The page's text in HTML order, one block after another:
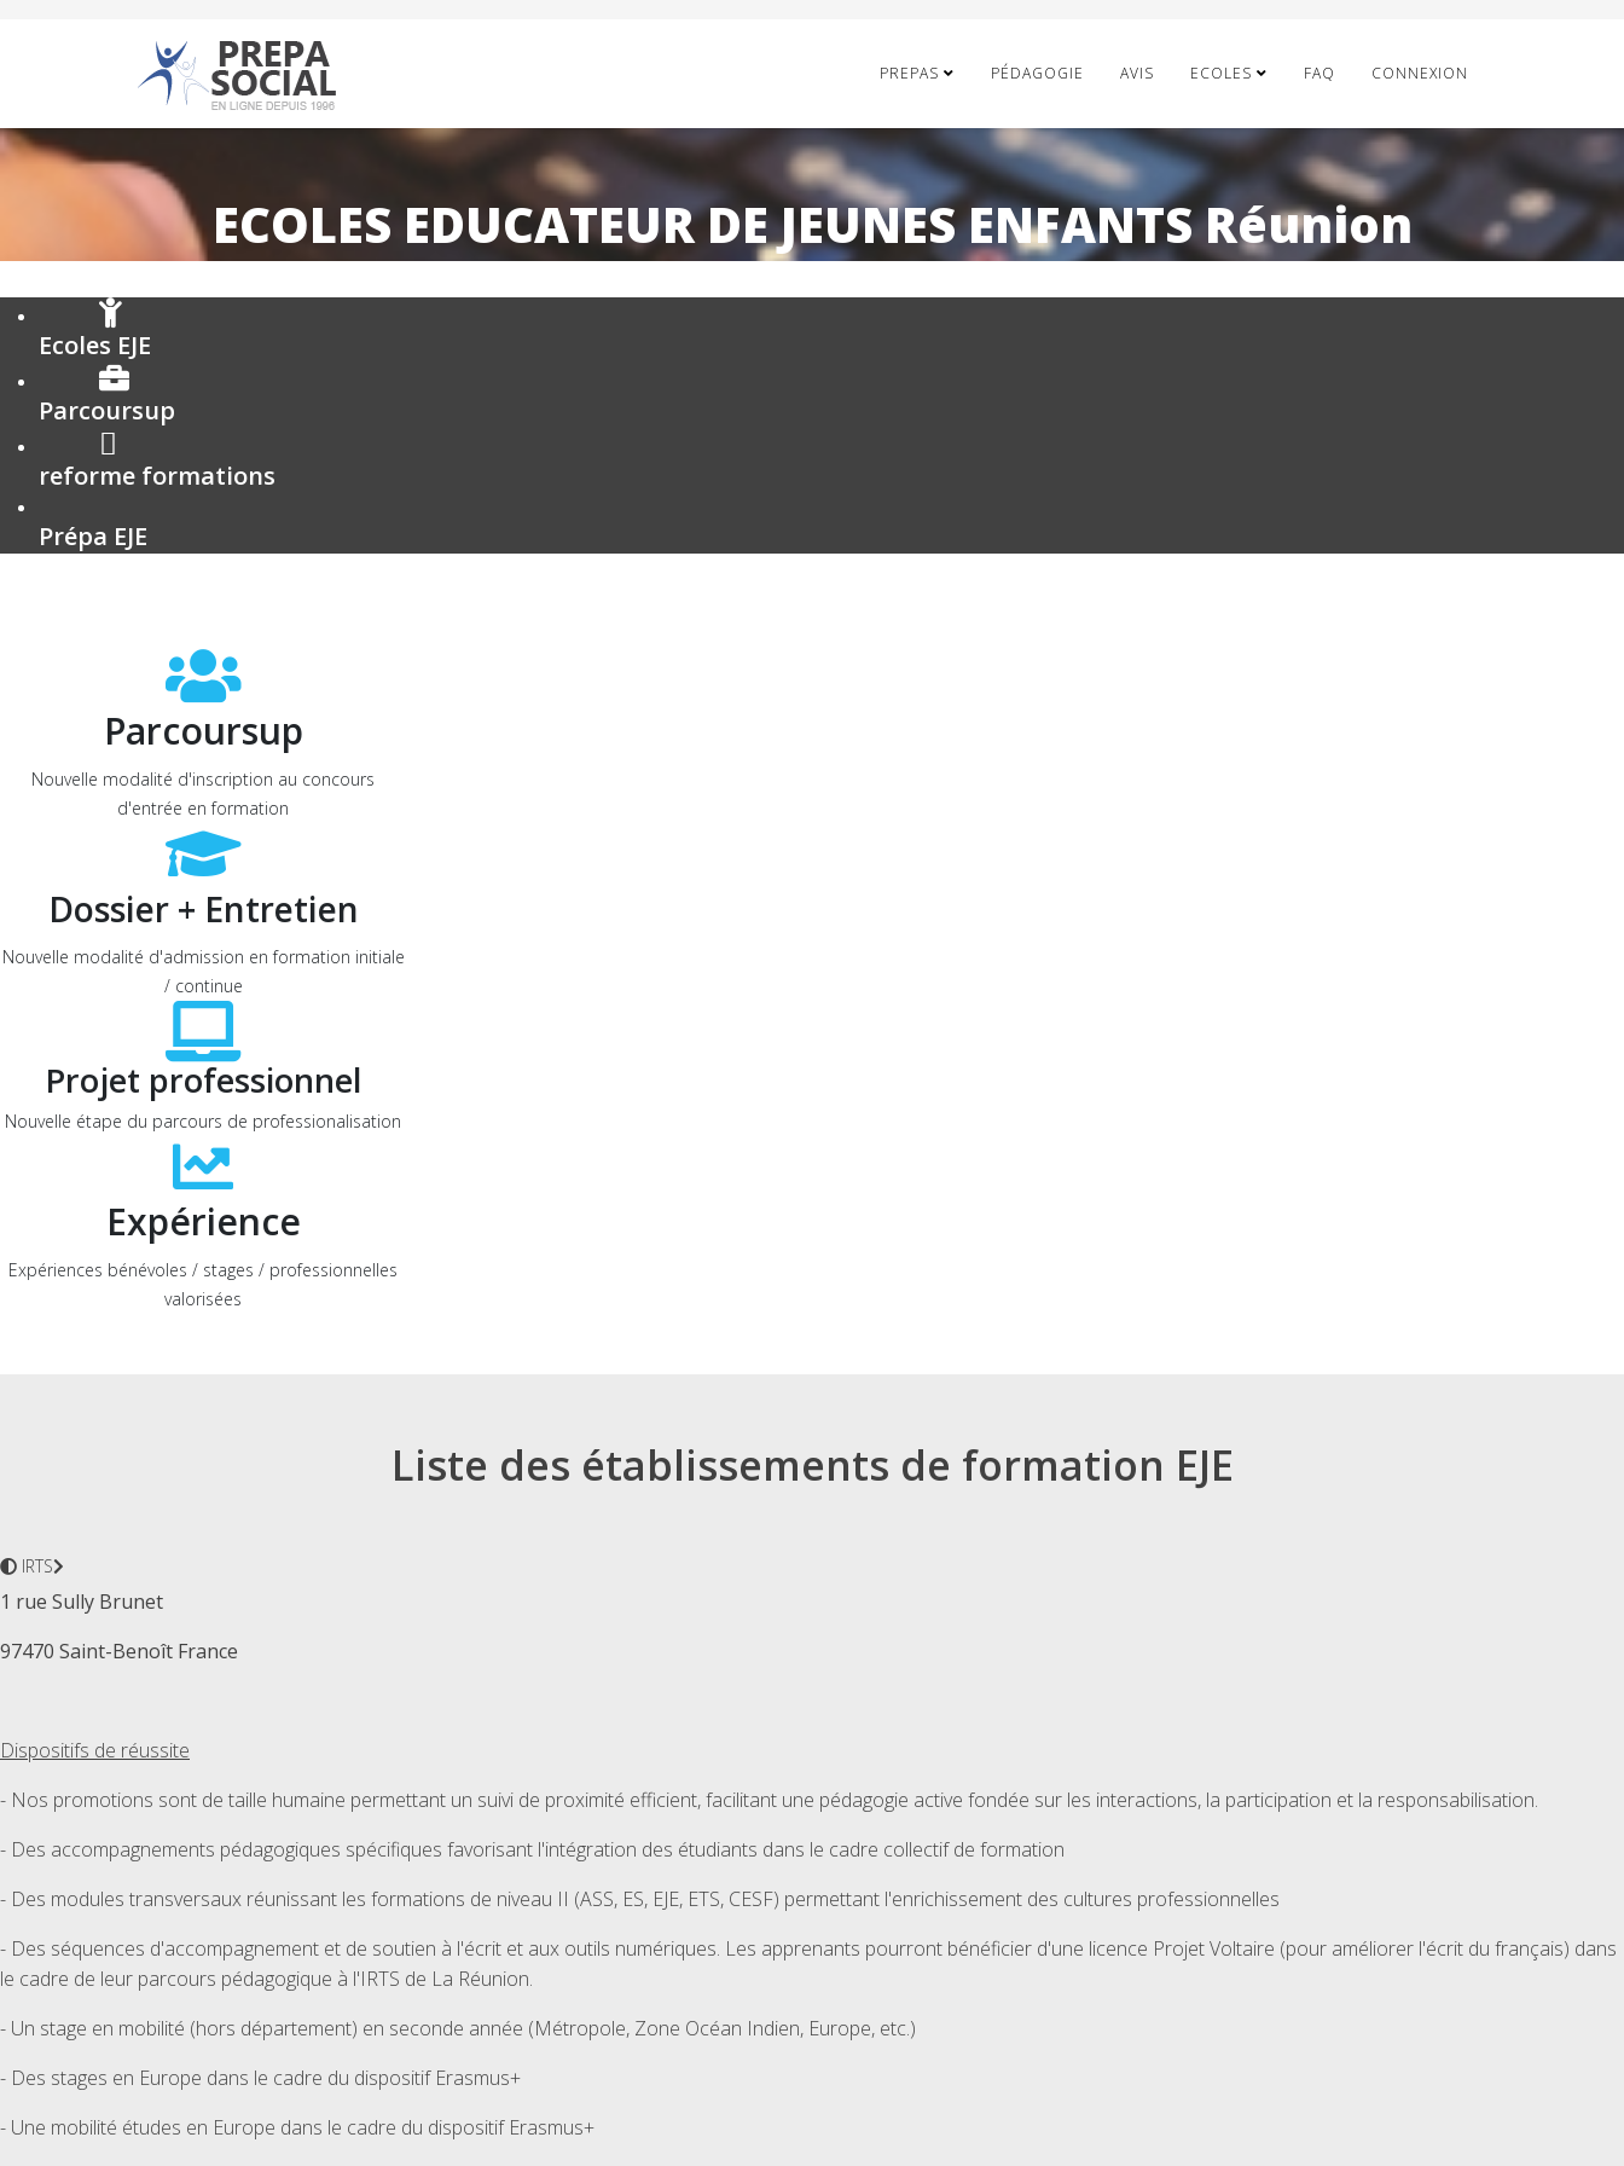
PREPAS PÉDAGOGIE AVIS ECOLES FAQ CONNEXION
ECOLES EDUCATEUR DE JEUNES ENFANTS Réunion
Ecoles EJE
Parcoursup
reforme formations
Prépa EJE
Parcoursup
Nouvelle modalité d'inscription au concours
d'entrée en formation
Dossier + Entretien
Nouvelle modalité d'admission en formation initiale
/ continue
Projet professionnel
Nouvelle étape du parcours de professionalisation
Expérience
Expériences bénévoles / stages / professionnelles
valorisées
Liste des établissements de formation EJE
IRTS
1 rue Sully Brunet
97470 Saint-Benoît France
Dispositifs de réussite
- Nos promotions sont de taille humaine permettant un suivi de proximité efficient, facilitant une pédagogie active fondée sur les interactions, la participation et la responsabilisation.
- Des accompagnements pédagogiques spécifiques favorisant l'intégration des étudiants dans le cadre collectif de formation
- Des modules transversaux réunissant les formations de niveau II (ASS, ES, EJE, ETS, CESF) permettant l'enrichissement des cultures professionnelles
- Des séquences d'accompagnement et de soutien à l'écrit et aux outils numériques. Les apprenants pourront bénéficier d'une licence Projet Voltaire (pour améliorer l'écrit du français) dans
le cadre de leur parcours pédagogique à l'IRTS de La Réunion.
- Un stage en mobilité (hors département) en seconde année (Métropole, Zone Océan Indien, Europe, etc.)
- Des stages en Europe dans le cadre du dispositif Erasmus+
- Une mobilité études en Europe dans le cadre du dispositif Erasmus+